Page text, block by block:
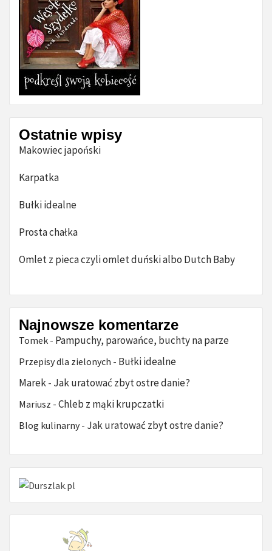
Ostatnie wpisy
Makowiec japoński
Karpatka
Bułki idealne
Prosta chałka
Omlet z pieca czyli omlet duński albo Dutch Baby
Najnowsze komentarze
Tomek - Pampuchy, parowańce, buchty na parze
Przepisy dla zielonych - Bułki idealne
Marek - Jak uratować zbyt ostre danie?
Mariusz - Chleb z mąki krupczatki
Blog kulinarny- Jak uratować zbyt ostre danie?